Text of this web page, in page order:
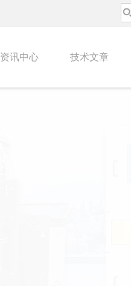
资讯中心 技术文章